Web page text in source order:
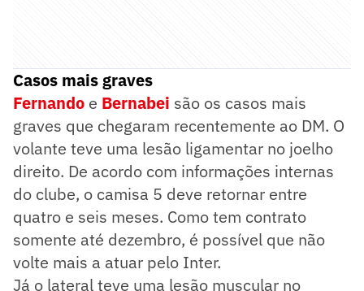
Casos mais graves
Fernando e Bernabei são os casos mais
graves que chegaram recentemente ao DM. O
volante teve uma lesão ligamentar no joelho
direito. De acordo com informações internas
do clube, o camisa 5 deve retornar entre
quatro e seis meses. Como tem contrato
somente até dezembro, é possível que não
volte mais a atuar pelo Inter.
Já o lateral teve uma lesão muscular no